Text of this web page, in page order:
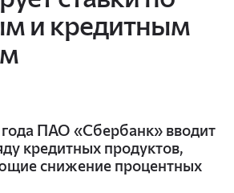
и кредитным
ПАО «Сбербанк» вводит
кредитных продуктов,
снижение процентных